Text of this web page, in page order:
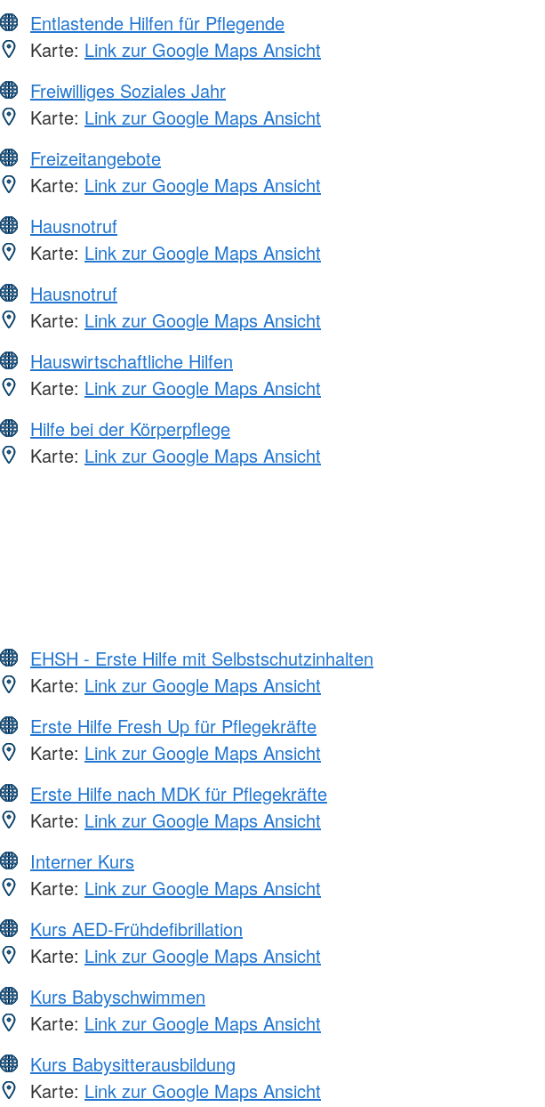
Entlastende Hilfen für Pflegende
Karte: Link zur Google Maps Ansicht
Freiwilliges Soziales Jahr
Karte: Link zur Google Maps Ansicht
Freizeitangebote
Karte: Link zur Google Maps Ansicht
Hausnotruf
Karte: Link zur Google Maps Ansicht
Hausnotruf
Karte: Link zur Google Maps Ansicht
Hauswirtschaftliche Hilfen
Karte: Link zur Google Maps Ansicht
Hilfe bei der Körperpflege
Karte: Link zur Google Maps Ansicht
EHSH - Erste Hilfe mit Selbstschutzinhalten
Karte: Link zur Google Maps Ansicht
Erste Hilfe Fresh Up für Pflegekräfte
Karte: Link zur Google Maps Ansicht
Erste Hilfe nach MDK für Pflegekräfte
Karte: Link zur Google Maps Ansicht
Interner Kurs
Karte: Link zur Google Maps Ansicht
Kurs AED-Frühdefibrillation
Karte: Link zur Google Maps Ansicht
Kurs Babyschwimmen
Karte: Link zur Google Maps Ansicht
Kurs Babysitterausbildung
Karte: Link zur Google Maps Ansicht